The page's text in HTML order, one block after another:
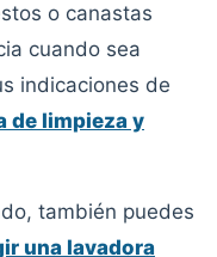
o canastas
cuando sea
indicaciones de
de limpieza y
también puedes
una lavadora